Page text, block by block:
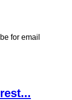
for email